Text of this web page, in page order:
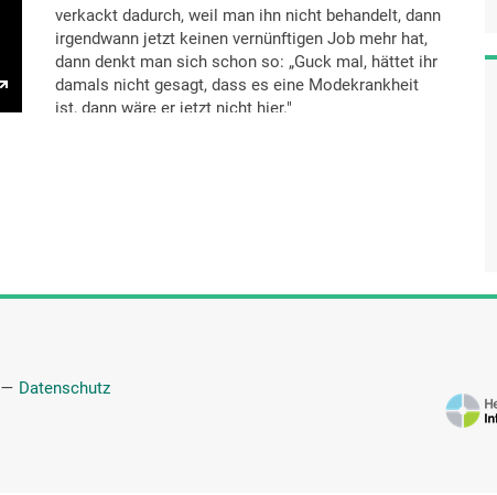
verkackt dadurch, weil man ihn nicht behandelt, dann
irgendwann jetzt keinen vernünftigen Job mehr hat,
dann denkt man sich schon so: „Guck mal, hättet ihr
damals nicht gesagt, dass es eine Modekrankheit
ist, dann wäre er jetzt nicht hier."
— Datenschutz